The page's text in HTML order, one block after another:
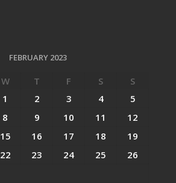
FEBRUARY 2023
W T F S
S
1
2 3 4
5
8 9 10 11
12
15 16 17 18
19
22 23 24 25
26